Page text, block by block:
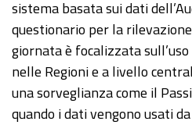
sistema basata sui dati
questionario per la
giornata è focalizzata
nelle Regioni e a livello
una sorveglianza come il
quando i dati vengono usati